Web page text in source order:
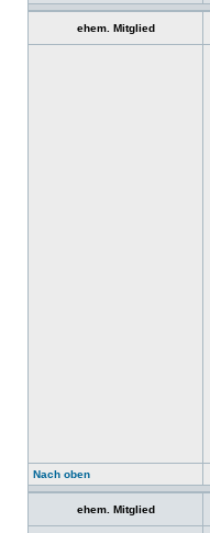
ehem. Mitglied
Nach oben
ehem. Mitglied